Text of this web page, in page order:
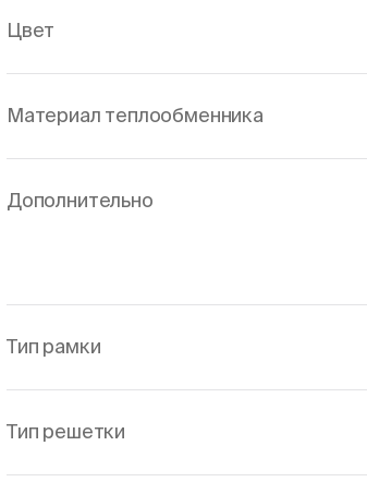
Цвет
Материал теплообменника
Дополнительно
Тип рамки
Тип решетки